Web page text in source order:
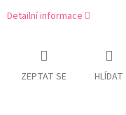
Detailní informace
ZEPTAT SE HLÍDAT